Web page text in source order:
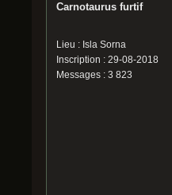
Carnotaurus furtif
Lieu : Isla Sorna
Inscription : 29-08-2018
Messages : 3 823